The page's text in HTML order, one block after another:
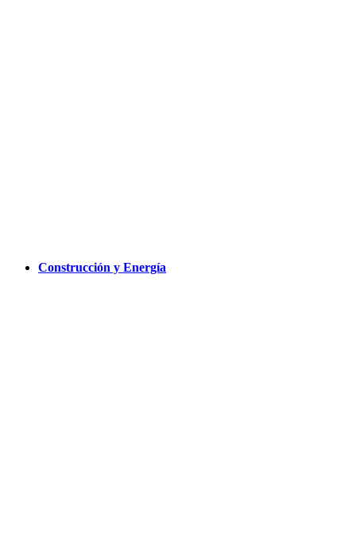
Construcción y Energía